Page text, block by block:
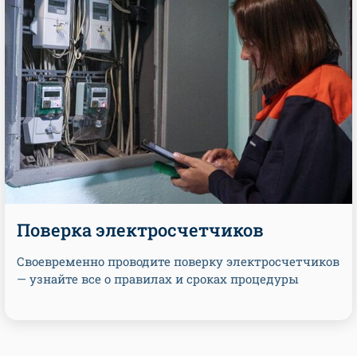
Поверка электросчетчиков
Своевременно проводите поверку электросчетчиков
— узнайте все о правилах и сроках процедуры